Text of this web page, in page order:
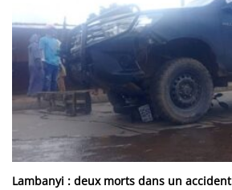
Lambanyi : deux morts dans un